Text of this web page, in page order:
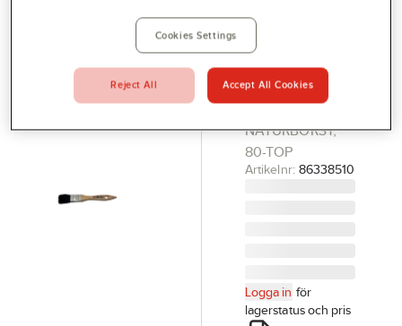
Profilshop
Serviceverkstad
Företagsprofilering
Träskaft,
80-Top
MODDLARE
15MM TRÄSKAFT,
NATURBORST,
80-TOP
Artikelnr: 86338510
Logga in för
lagerstatus och pris
Cookies Settings
Reject All Accept All Cookies